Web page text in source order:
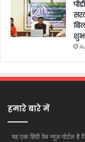
हमारे बारे में
यह एक हिंदी वेब न्यूज़ पोर्टल